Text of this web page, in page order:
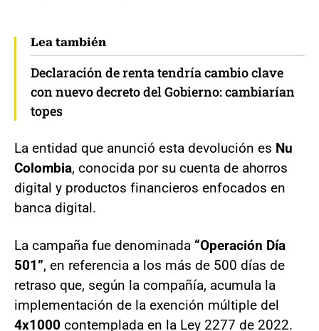
Lea también
Declaración de renta tendría cambio clave
con nuevo decreto del Gobierno: cambiarían
topes
La entidad que anunció esta devolución es Nu
Colombia, conocida por su cuenta de ahorros
digital y productos financieros enfocados en
banca digital.
La campaña fue denominada “Operación Día
501”, en referencia a los más de 500 días de
retraso que, según la compañía, acumula la
implementación de la exención múltiple del
4x1000 contemplada en la Ley 2277 de 2022.